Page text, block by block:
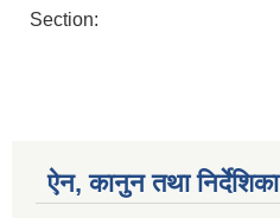
Section:
ऐन, कानुन तथा निर्देशिका